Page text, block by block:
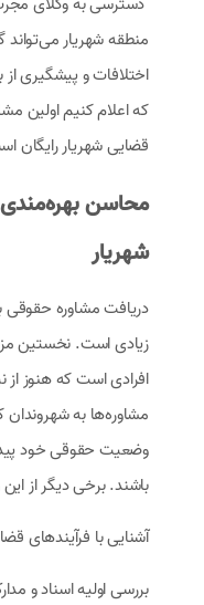
منطقه شهریار
اختلافات و پیشگیری
که اعلام کنیم اولین
قضایی شهریار رایگان
محاسن بهره‌مندی
شهریار
دریافت مشاوره حقوقی
زیادی است. نخستین
افرادی است که هنوز از
مشاوره‌ها به
وضعیت حقوقی خود
باشند. برخی دیگر از
آشنایی با فرآیندهای
بررسی اولیه اسناد و